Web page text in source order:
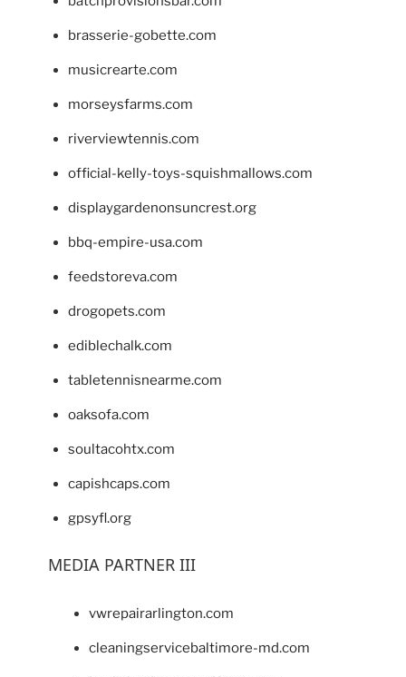
brasserie-gobette.com
musicrearte.com
morseysfarms.com
riverviewtennis.com
official-kelly-toys-squishmallows.com
displaygardenonsuncrest.org
bbq-empire-usa.com
feedstoreva.com
drogopets.com
ediblechalk.com
tabletennisnearme.com
oaksofa.com
soultacohtx.com
capishcaps.com
gpsyfl.org
MEDIA PARTNER III
vwrepairarlington.com
cleaningservicebaltimore-md.com